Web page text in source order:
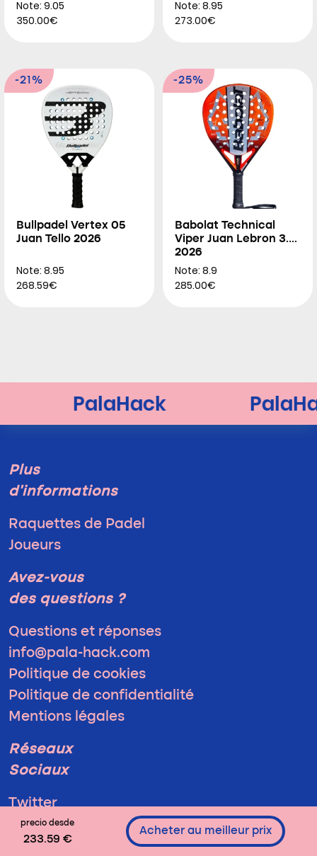
precio desde
233.59 €
Acheter au meilleur prix
Note: 9.05
350.00€
Note: 8.95
273.00€
-21%
Bullpadel Vertex 05
Juan Tello 2026
Note: 8.95
268.59€
-25%
Babolat Technical
Viper Juan Lebron 3.0
2026
Note: 8.9
285.00€
Plus
d'informations
Raquettes de Padel
Joueurs
Avez-vous
des questions ?
Questions et réponses
info@pala-hack.com
Politique de cookies
Politique de confidentialité
Mentions légales
Réseaux
Sociaux
Twitter
Instagram
Facebook